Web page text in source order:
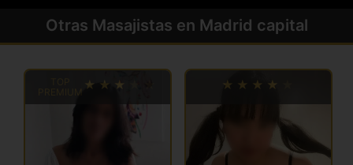
Otras Masajistas en Madrid capital
PREMIUM